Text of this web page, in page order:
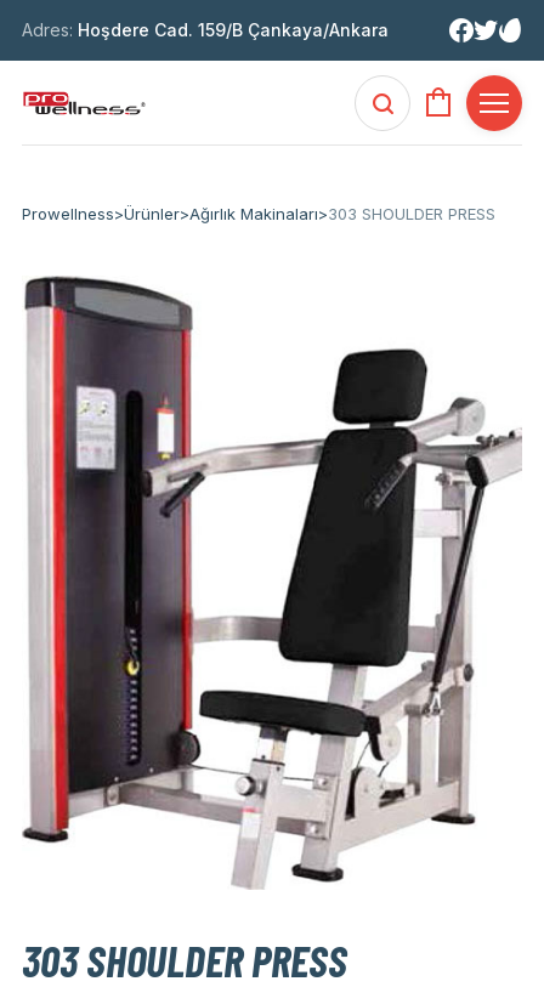
Adres: Hoşdere Cad. 159/B Çankaya/Ankara
Prowellness>Ürünler>Ağırlık Makinaları>303 SHOULDER PRESS
303 SHOULDER PRESS